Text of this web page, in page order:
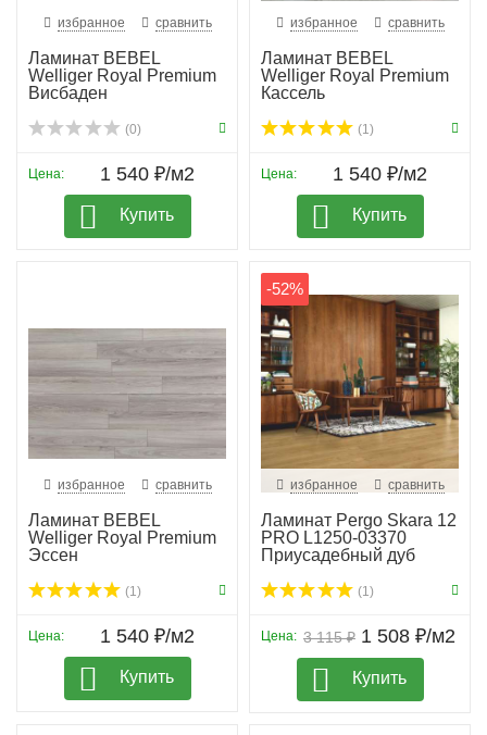
избранное сравнить
Ламинат BEBEL
Welliger Royal Premium
Висбаден
(0)
Цена: 1 540 ₽/м2
Купить
избранное сравнить
Ламинат BEBEL
Welliger Royal Premium
Кассель
(1)
Цена: 1 540 ₽/м2
Купить
избранное сравнить
Ламинат BEBEL
Welliger Royal Premium
Эссен
(1)
Цена: 1 540 ₽/м2
Купить
-52%
избранное сравнить
Ламинат Pergo Skara 12
PRO L1250-03370
Приусадебный дуб
(1)
3 115 ₽
Цена: 1 508 ₽/м2
Купить